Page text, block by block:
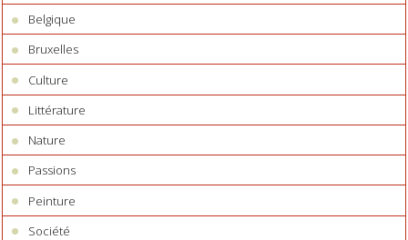
Belgique
Bruxelles
Culture
Littérature
Nature
Passions
Peinture
Société